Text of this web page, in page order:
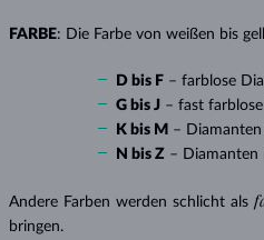
FARBE: Die Farbe von weißen bis
D bis F – farblose
G bis J – fast
K bis M –
N bis Z – Diamanten
Andere Farben werden schlicht als
bringen.